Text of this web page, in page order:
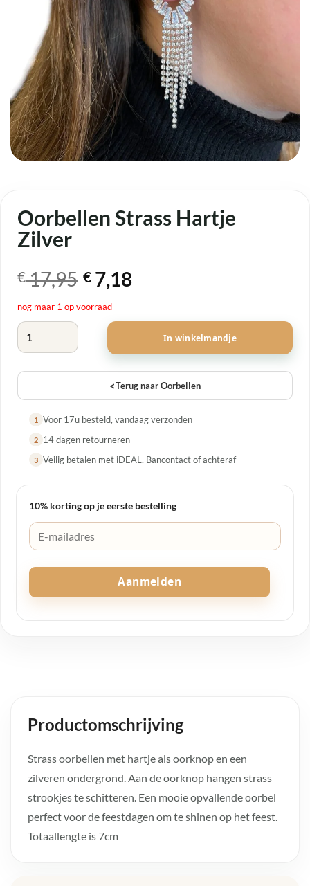
Oorbellen Strass Hartje
Zilver
€17,95
Oorspronkelijke
was:
€ 17,95.
€ 7,18
Huidige
is:
€ 7,18.
nog maar 1 op voorraad
Oorbellen Strass Hartje Zilver aantal
In winkelmandje
<Terug naar Oorbellen
1 Voor 17u besteld, vandaag verzonden
2 14 dagen retourneren
3 Veilig betalen met iDEAL, Bancontact of achteraf
10% korting op je eerste bestelling
Aanmelden
Productomschrijving
Strass oorbellen met hartje als oorknop en een
zilveren ondergrond. Aan de oorknop hangen strass
strookjes te schitteren. Een mooie opvallende oorbel
perfect voor de feestdagen om te shinen op het feest.
Totaallengte is 7cm